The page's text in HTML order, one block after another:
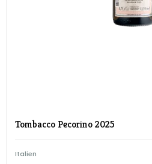
Tombacco Pecorino 2025
Italien